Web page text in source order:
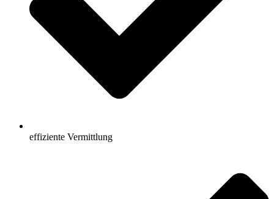
effiziente Vermittlung